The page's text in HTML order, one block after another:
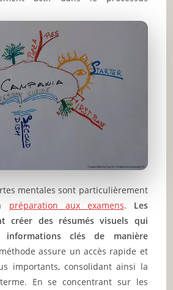
mentales sont particulièrement
préparation aux examens. Les
créer des résumés visuels qui
informations clés de manière
assure un accès rapide et
importants, consolidant ainsi la
En se concentrant sur les